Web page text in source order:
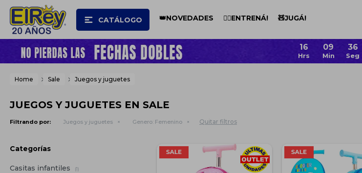
CATÁLOGO 👑NOVEDADES 🏋️‍♂️ENTRENÁ! 🧸JUGÁ!
Home Sale Juegos y juguetes
JUEGOS Y JUGUETES EN SALE
Filtrando por: Juegos y juguetes Genero: Femenino Quitar filtros
Categorías
Casitas infantiles (1)